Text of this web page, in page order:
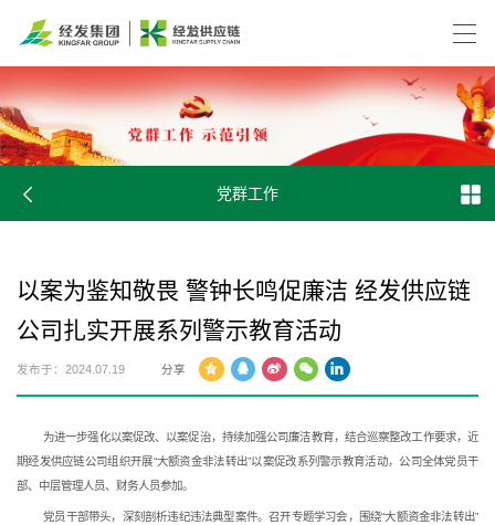
党群工作
以案为鉴知敬畏 警钟长鸣促廉洁 经发供应链
公司扎实开展系列警示教育活动
发布于：2024.07.19 分享
为进一步强化以案促改、以案促治，持续加强公司廉洁教育，结合巡察整改工作要求，近
期经发供应链公司组织开展“大额资金非法转出”以案促改系列警示教育活动，公司全体党员干
部、中层管理人员、财务人员参加。
党员干部带头，深刻剖析违纪违法典型案件。召开专题学习会，围绕“大额资金非法转出”